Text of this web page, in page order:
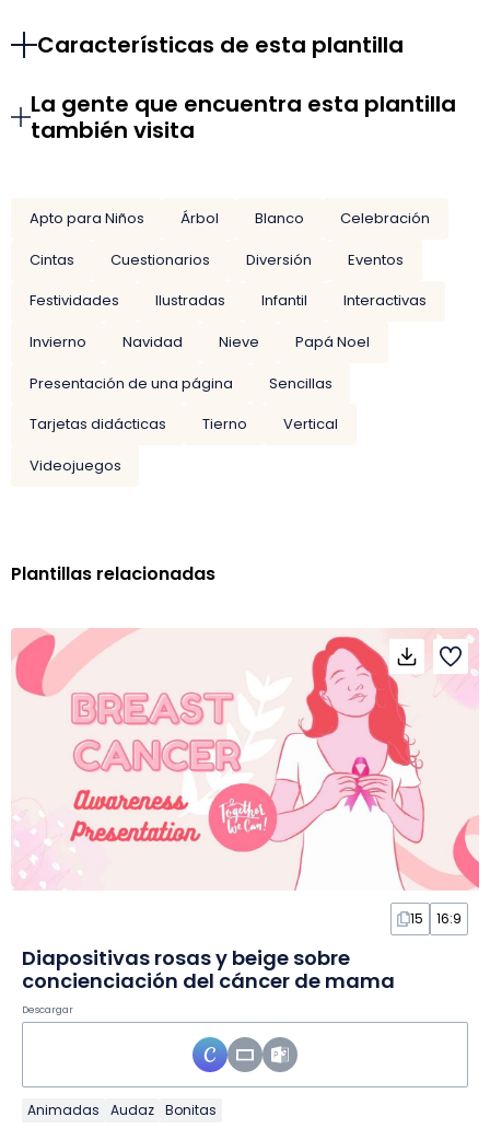
Características de esta plantilla
La gente que encuentra esta plantilla
también visita
Apto para Niños Árbol Blanco
Celebración
Cintas
Cuestionarios Diversión
Eventos
Festividades
Ilustradas Infantil
Interactivas
Invierno
Navidad Nieve
Papá Noel
Presentación de una página
Sencillas
Tarjetas didácticas
Tierno
Vertical
Videojuegos
Plantillas relacionadas
15 16:9
Diapositivas rosas y beige sobre
concienciación del cáncer de mama
Descargar
Animadas Audaz Bonitas